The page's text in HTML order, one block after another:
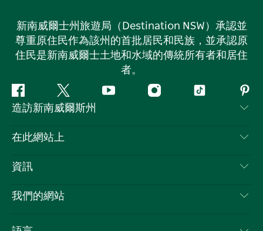
新南威爾士州旅遊局（Destination NSW）承認並
尊重原住民作為該州的首批居民和民族，並承認原
住民是新南威爾士土地和水域的傳統所有者和居住
者。
Facebook嘰
嘰
喳
Youtube Instagram抖
造訪新南威爾斯州
聯絡我們
隱私
Cookie 通知
在此網站上
目的地
新南威爾士州公路旅行
活動
資訊
旅行資訊
我們的網站